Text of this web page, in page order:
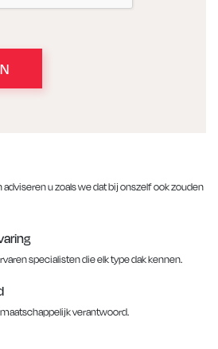
u zoals we dat bij onszelf ook zouden
specialisten die elk type dak kennen.
verantwoord.